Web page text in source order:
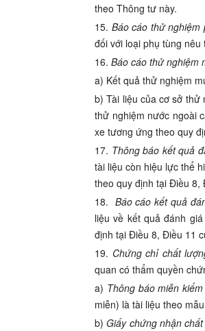
theo Thông tư này.
15. Báo cáo thử nghiệm
đối với loại phụ tùng
16. Báo cáo thử nghiệm
a) Kết quả thử nghiệm
b) Tài liệu của cơ sở thử
thử nghiệm nước ngoài
xe tương ứng theo quy
17. Thông báo kết quả
tài liệu còn hiệu lực thể
theo quy định tại Điều 8,
18. Báo cáo kết quả
liệu về kết quả đánh
định tại Điều 8, Điều 11
19. Chứng chỉ chất
quan có thẩm quyền
a) Thông báo miễn
miễn) là tài liệu theo
b)Giấy chứng nhận